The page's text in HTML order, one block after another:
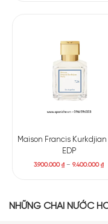
Hương đầu: Anđehit,
Hương giữa: Hoa
Hương cuối: Xạ hương
Maison Francis Kurkdjian
EDP
3.900.000₫ –9.400.000₫
NHỮNG CHAI NƯỚC